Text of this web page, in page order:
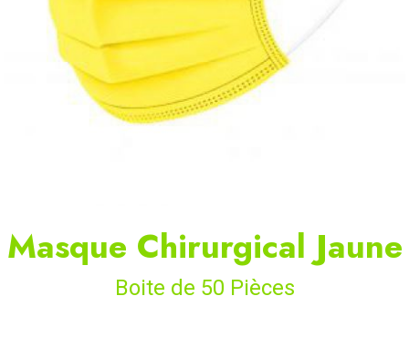
Masque Chirurgical Jaune
Boite de 50 Pièces